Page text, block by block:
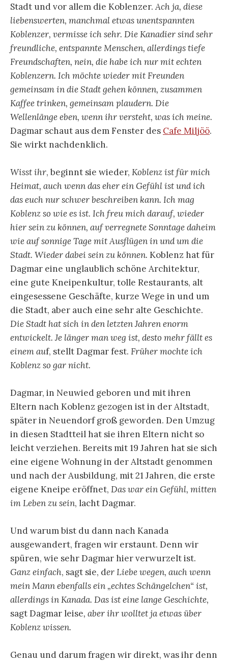
Stadt und vor allem die Koblenzer.Ach ja, diese
liebenswerten, manchmal etwas unentspannten
Koblenzer, vermisse ich sehr. Die Kanadier sind sehr
freundliche, entspannte Menschen, allerdings tiefe
Freundschaften, nein, die habe ich nur mit echten
Koblenzern. Ich möchte wieder mit Freunden
gemeinsam in die Stadt gehen können, zusammen
Kaffee trinken, gemeinsam plaudern. Die
Wellenlänge eben, wenn ihr versteht, was ich meine.
Dagmar schaut aus dem Fenster des Cafe Miljöö.
Sie wirkt nachdenklich.
Wisst ihr, beginnt sie wieder, Koblenz ist für mich
Heimat, auch wenn das eher ein Gefühl ist und ich
das euch nur schwer beschreiben kann. Ich mag
Koblenz so wie es ist. Ich freu mich darauf, wieder
hier sein zu können, auf verregnete Sonntage daheim
wie auf sonnige Tage mit Ausflügen in und um die
Stadt. Wieder dabei sein zu können. Koblenz hat für
Dagmar eine unglaublich schöne Architektur,
eine gute Kneipenkultur, tolle Restaurants, alt
eingesessene Geschäfte, kurze Wege in und um
die Stadt, aber auch eine sehr alte Geschichte.
Die Stadt hat sich in den letzten Jahren enorm
entwickelt. Je länger man weg ist, desto mehr fällt es
einem auf, stellt Dagmar fest. Früher mochte ich
Koblenz so gar nicht.
Dagmar, in Neuwied geboren und mit ihren
Eltern nach Koblenz gezogen ist in der Altstadt,
später in Neuendorf groß geworden. Den Umzug
in diesen Stadtteil hat sie ihren Eltern nicht so
leicht verziehen. Bereits mit 19 Jahren hat sie sich
eine eigene Wohnung in der Altstadt genommen
und nach der Ausbildung, mit 21 Jahren, die erste
eigene Kneipe eröffnet, Das war ein Gefühl, mitten
im Leben zu sein, lacht Dagmar.
Und warum bist du dann nach Kanada
ausgewandert, fragen wir erstaunt. Denn wir
spüren, wie sehr Dagmar hier verwurzelt ist.
Ganz einfach, sagt sie, der Liebe wegen, auch wenn
mein Mann ebenfalls ein „echtes Schängelchen“ ist,
allerdings in Kanada. Das ist eine lange Geschichte,
sagt Dagmar leise, aber ihr wolltet ja etwas über
Koblenz wissen.
Genau und darum fragen wir direkt, was ihr denn